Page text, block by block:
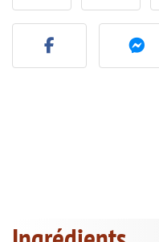
Publier